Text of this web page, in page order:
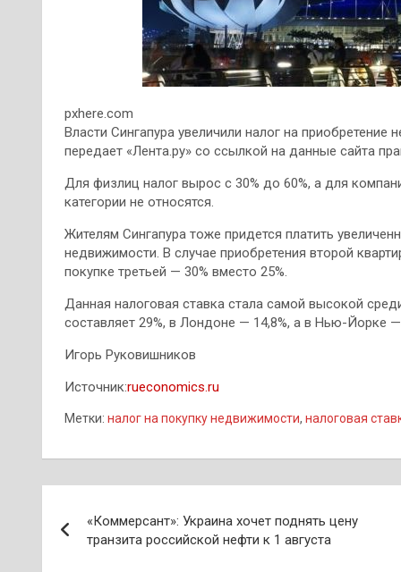
pxhere.com
Власти Сингапура увеличили налог на
передает «Лента.ру» со ссылкой на данные сайта
Для физлиц налог вырос с 30% до 60%, а для
категории не относятся.
Жителям Сингапура тоже придется платить
недвижимости. В случае приобретения второй
покупке третьей — 30% вместо 25%.
Данная налоговая ставка стала самой высокой
составляет 29%, в Лондоне — 14,8%, а в Нью-Йорке —
Игорь Руковишников
Источник:rueconomics.ru
Метки: налог на покупку недвижимости, налоговая
по
«Коммерсант»: Украина хочет поднять цену
транзита российской нефти к 1 августа